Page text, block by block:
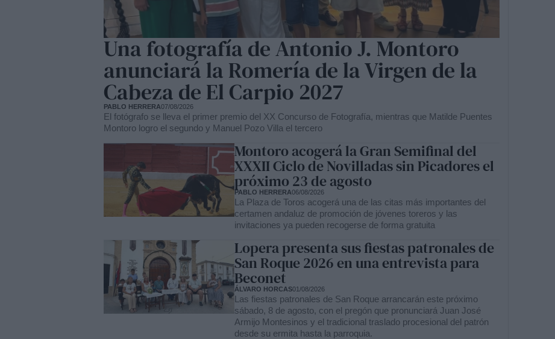
Una fotografía de Antonio J. Montoro
anunciará la Romería de la Virgen de la
Cabeza de El Carpio 2027
PABLO HERRERA07/08/2026
El fotógrafo se lleva el primer premio del XX Concurso de Fotografía, mientras que Matilde Puentes
Montoro logro el segundo y Manuel Pozo Villa el tercero
Montoro acogerá la Gran Semifinal del
XXXII Ciclo de Novilladas sin Picadores el
próximo 23 de agosto
PABLO HERRERA06/08/2026
La Plaza de Toros acogerá una de las citas más importantes del
certamen andaluz de promoción de jóvenes toreros y las
invitaciones ya pueden recogerse de forma gratuita
Lopera presenta sus fiestas patronales de
San Roque 2026 en una entrevista para
Beconet
ÁLVARO HORCAS01/08/2026
Las fiestas patronales de San Roque arrancarán este próximo
sábado, 8 de agosto, con el pregón que pronunciará Juan José
Armijo Montesinos y el tradicional traslado procesional del patrón
desde su ermita hasta la parroquia.